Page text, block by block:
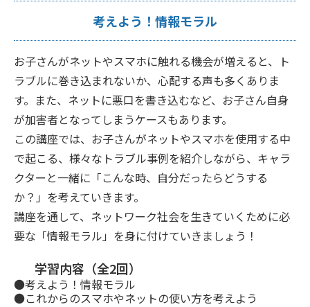
考えよう！情報モラル
お子さんがネットやスマホに触れる機会が増えると、ト
ラブルに巻き込まれないか、心配する声も多くありま
す。また、ネットに悪口を書き込むなど、お子さん自身
が加害者となってしまうケースもあります。
この講座では、お子さんがネットやスマホを使用する中
で起こる、様々なトラブル事例を紹介しながら、キャラ
クターと一緒に「こんな時、自分だったらどうする
か？」を考えていきます。
講座を通して、ネットワーク社会を生きていくために必
要な「情報モラル」を身に付けていきましょう！
学習内容（全2回）
●考えよう！情報モラル
●これからのスマホやネットの使い方を考えよう